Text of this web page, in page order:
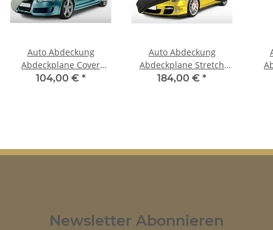
Auto Abdeckung
Abdeckplane Cover
Ganzgarage outdoor
104,00 € *
Auto Abdeckung
Abdeckplane Stretch
Cover Ganzgarage
184,00 € *
Newsletter Abonnieren